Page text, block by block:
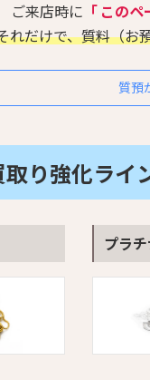
ご来店時に 「 この
れだけで、質料（お
質預
り強化ライ
プラ